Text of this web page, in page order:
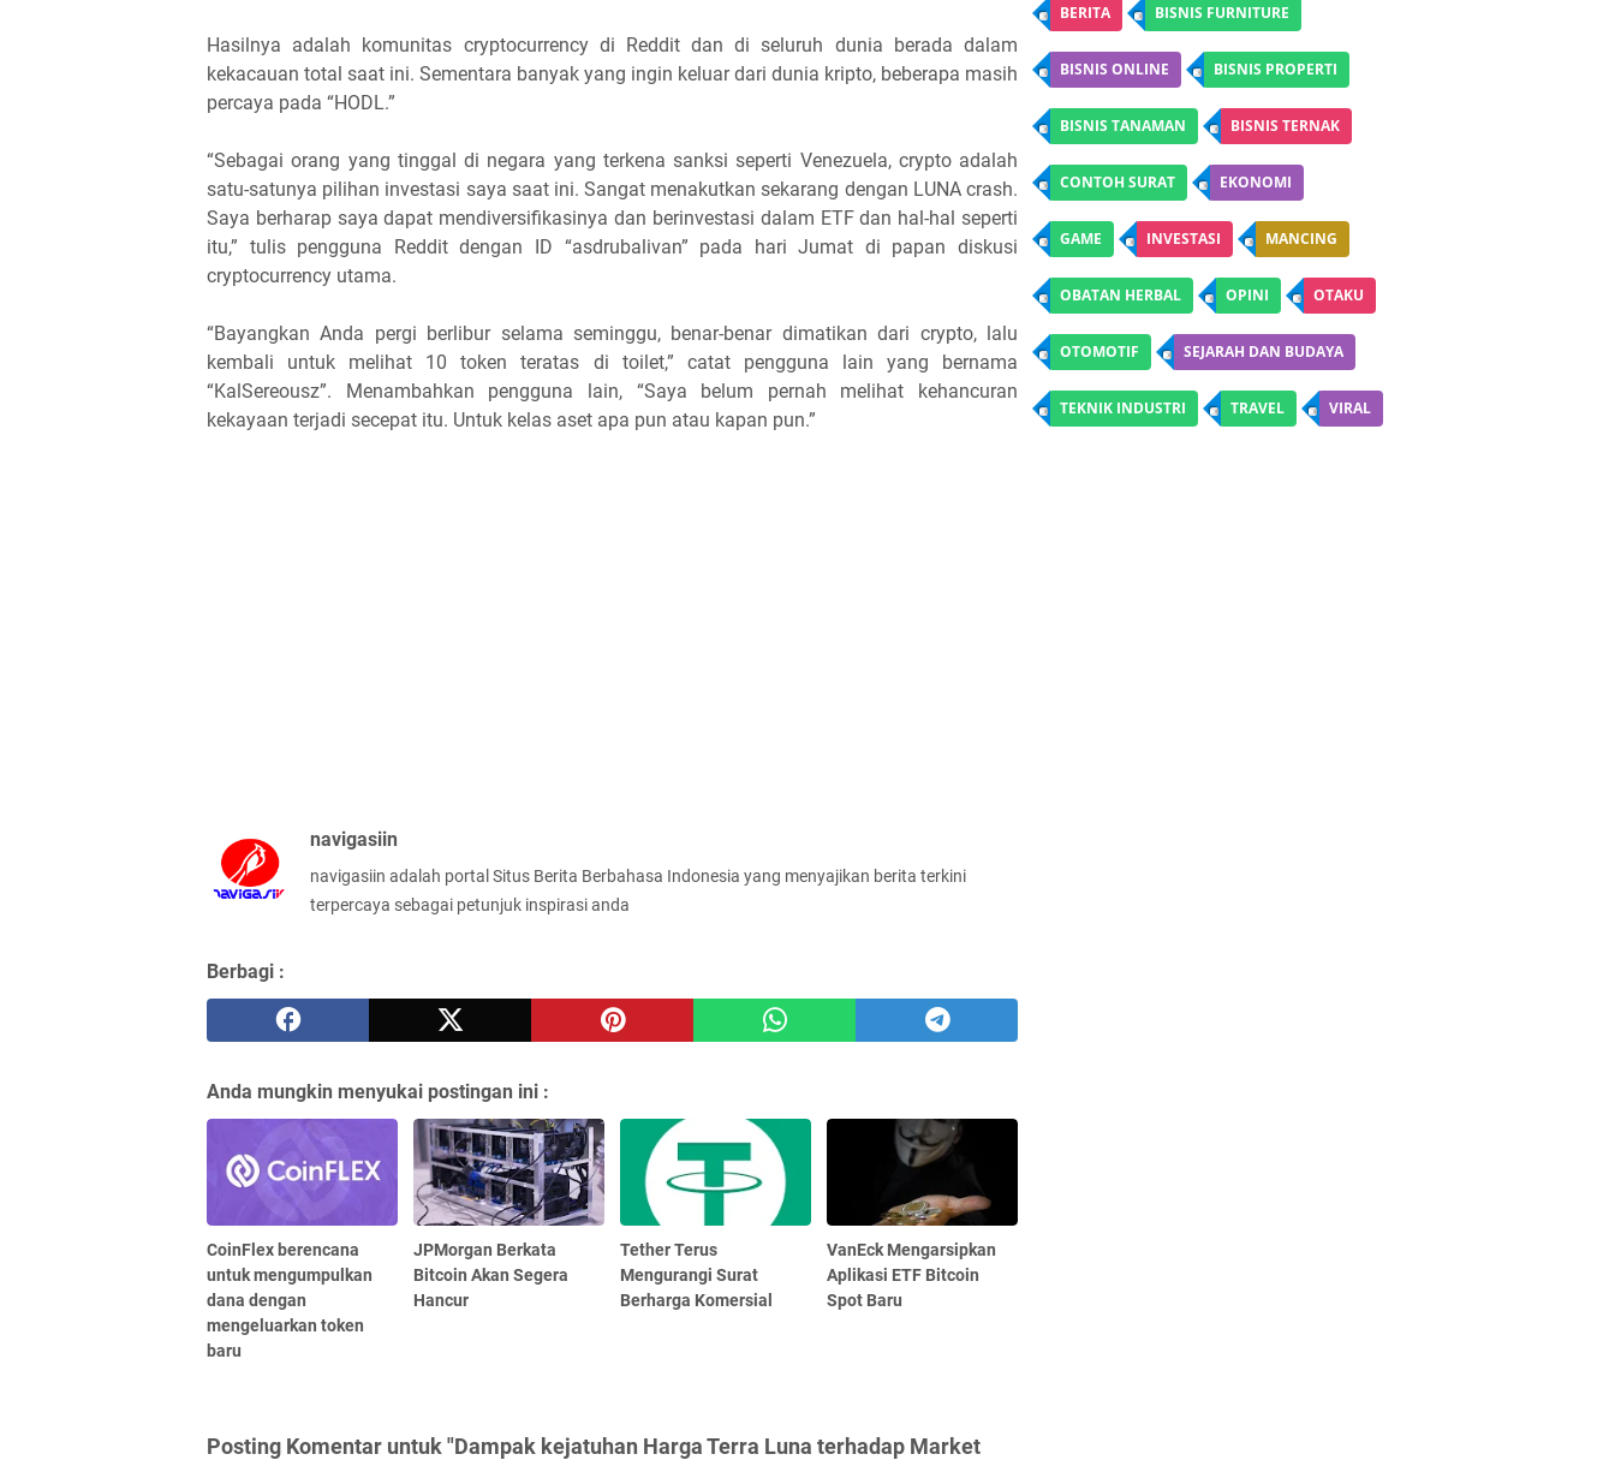
Hasilnya adalah komunitas cryptocurrency di Reddit dan di seluruh dunia berada dalam
kekacauan total saat ini. Sementara banyak yang ingin keluar dari dunia kripto, beberapa masih
percaya pada “HODL.”
“Sebagai orang yang tinggal di negara yang terkena sanksi seperti Venezuela, crypto adalah
satu-satunya pilihan investasi saya saat ini. Sangat menakutkan sekarang dengan LUNA crash.
Saya berharap saya dapat mendiversifikasinya dan berinvestasi dalam ETF dan hal-hal seperti
itu,” tulis pengguna Reddit dengan ID “asdrubalivan” pada hari Jumat di papan diskusi
cryptocurrency utama.
“Bayangkan Anda pergi berlibur selama seminggu, benar-benar dimatikan dari crypto, lalu
kembali untuk melihat 10 token teratas di toilet,” catat pengguna lain yang bernama
“KalSereousz”. Menambahkan pengguna lain, “Saya belum pernah melihat kehancuran
kekayaan terjadi secepat itu. Untuk kelas aset apa pun atau kapan pun.”
navigasiin
navigasiin adalah portal Situs Berita Berbahasa Indonesia yang menyajikan berita terkini
terpercaya sebagai petunjuk inspirasi anda
Berbagi :
Anda mungkin menyukai postingan ini :
CoinFlex berencana
untuk mengumpulkan
dana dengan
mengeluarkan token
baru
JPMorgan Berkata
Bitcoin Akan Segera
Hancur
Tether Terus
Mengurangi Surat
Berharga Komersial
VanEck Mengarsipkan
Aplikasi ETF Bitcoin
Spot Baru
Posting Komentar untuk "Dampak kejatuhan Harga Terra Luna terhadap Market
BERITA BISNIS FURNITURE
BISNIS ONLINE BISNIS PROPERTI
BISNIS TANAMAN BISNIS TERNAK
CONTOH SURAT EKONOMI
GAME INVESTASI MANCING
OBATAN HERBAL OPINI OTAKU
OTOMOTIF SEJARAH DAN BUDAYA
TEKNIK INDUSTRI TRAVEL VIRAL